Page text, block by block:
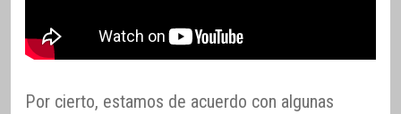
Por cierto, estamos de acuerdo con algunas